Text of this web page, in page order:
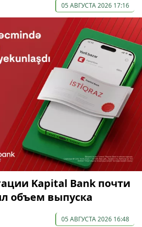
05 АВГУСТА 2026 17:16
Kapital Bank почти
объем выпуска
05 АВГУСТА 2026 16:48